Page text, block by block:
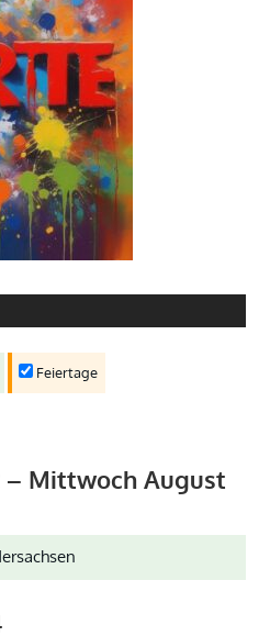
Feiertage
– Mittwoch August